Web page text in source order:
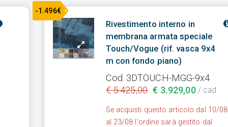
-1.496€
Rivestimento interno in
membrana armata speciale
Touch/Vogue (rif. vasca 9x4
m con fondo piano)
Cod. 3DTOUCH-MGG-9x4
€ 5.425,00 € 3.929,00/ cad.
Se acquisti questo articolo dal 10/08
al 23/08 l'ordine sarà gestito dal